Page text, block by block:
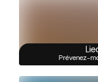
Prévenez-